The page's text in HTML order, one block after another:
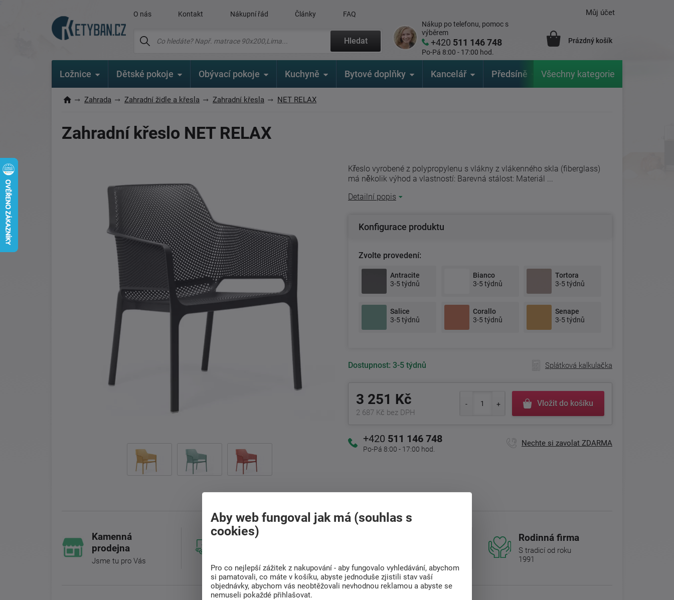
O nás Kontakt Nákupní řád Články FAQ
Hledat
Nákup po telefonu, pomoc s
výběrem
+420 511 146 748
Po-Pá 8:00 - 17:00 hod.
Můj účet
Prázdný košík
Ložnice Dětské pokoje Obývací pokoje Kuchyně Bytové doplňky Kancelář Předsíně Zahrada Značky
Všechny kategorie
Zahrada Zahradní židle a křesla Zahradní křesla NET RELAX
Zahradní křeslo NET RELAX
Křeslo vyrobené z polypropylenu s vlákny z vlákenného skla (fiberglass)
má několik výhod a vlastností: Barevná stálost: Materiál ...
Detailní popis
Konfigurace produktu
Zvolte provedení:
Antracite
3-5 týdnů
Bianco
3-5 týdnů
Tortora
3-5 týdnů
Salice
3-5 týdnů
Corallo
3-5 týdnů
Senape
3-5 týdnů
Dostupnost: 3-5 týdnů Splátková kalkulačka
3 251 Kč
2 687 Kč bez DPH
Vložit do košíku
+420 511 146 748
Po-Pá 8:00 - 17:00 hod.
Nechte si zavolat ZDARMA
Kamenná
prodejna
Jsme tu pro Vás
Doprava
Kč
Rodinná firma
S tradicí od roku
1991
Aby web fungoval jak má (souhlas s
cookies)
Pro co nejlepší zážitek z nakupování - aby fungovalo vyhledávání, abychom
si pamatovali, co máte v košíku, abyste jednoduše zjistili stav vaší
objednávky, abychom vás neobtěžovali nevhodnou reklamou a abyste se
nemuseli pokaždé přihlašovat.